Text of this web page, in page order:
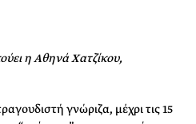
η Αθηνά Χατζίκου,
γνώριζα, μέχρι τις 15